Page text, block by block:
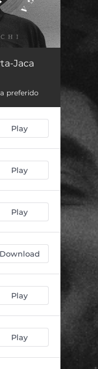
02:08
Jaca
preferido
Play
Play
Play
Download
Play
Play